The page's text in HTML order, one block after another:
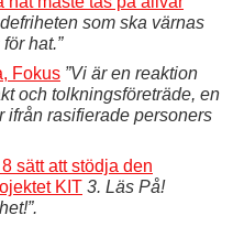
som ska värnas
hat.”
Fokus ”Vi är en reaktion
och tolkningsföreträde, en
ifrån rasifierade personers
sätt att stödja den
KIT 3. Läs På!